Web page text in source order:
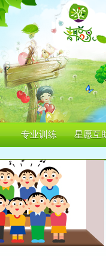
专业训练 星愿互